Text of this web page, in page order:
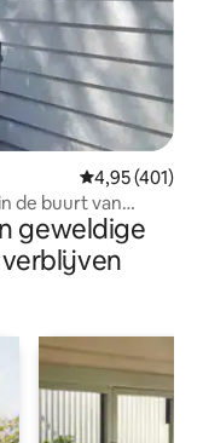
Gemiddelde
4,95 (401)
de buurt van
geweldige